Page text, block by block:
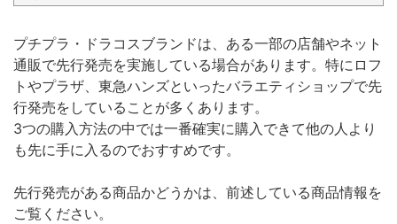
プチプラ・ドラコスブランドは、ある一部の店舗やネット
通販で先行発売を実施している場合があります。特にロフ
トやプラザ、東急ハンズといったバラエティショップで先
行発売をしていることが多くあります。
3つの購入方法の中では一番確実に購入できて他の人より
も先に手に入るのでおすすめです。
先行発売がある商品かどうかは、前述している商品情報を
ご覧ください。